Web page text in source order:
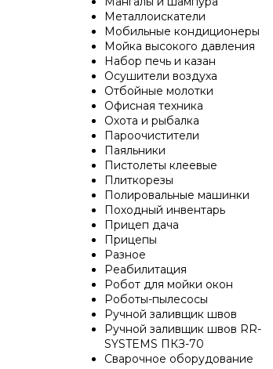
Металлоискатели
Мобильные кондиционеры
Мойка высокого давления
Набор печь и казан
Осушители воздуха
Отбойные молотки
Офисная техника
Охота и рыбалка
Пароочистители
Паяльники
Пистолеты клеевые
Плиткорезы
Полировальные машинки
Походный инвентарь
Прицеп дача
Прицепы
Разное
Реабилитация
Робот для мойки окон
Роботы-пылесосы
Ручной заливщик швов
Ручной заливщик швов RR-
SYSTEMS ПКЗ-70
Сварочное оборудование